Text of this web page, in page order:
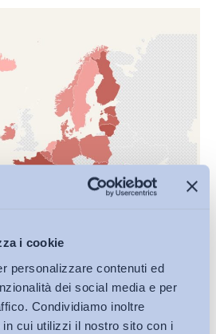
i cookie
personalizzare contenuti ed
dei social media e per
Condividiamo inoltre
cui utilizzi il nostro sito con i
– 2025